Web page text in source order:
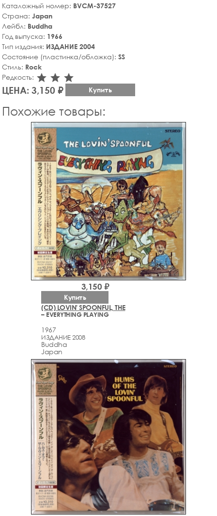
Каталожный номер: BVCM-37527
Страна: Japan
Лейбл: Buddha
Год выпуска: 1966
Тип издания: ИЗДАНИЕ 2004
Состояние (пластинка/обложка): SS
Стиль: Rock
Редкость: star_rate
star_rate
star_rate
ЦЕНА: 3,150 ₽ Купить
Похожие товары:
(CD) LOVIN' SPOONFUL, THE
– EVERYTHING PLAYING
1967
ИЗДАНИЕ 2008
Buddha
Japan
3,150 ₽
Купить